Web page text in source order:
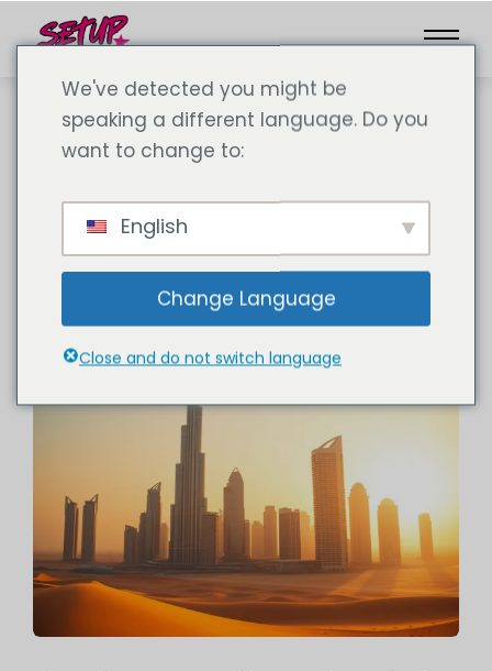
Articoli utili
We've detected you might be
speaking a different language. Do you
want to change to:
English
Change Language
Close and do not switch language